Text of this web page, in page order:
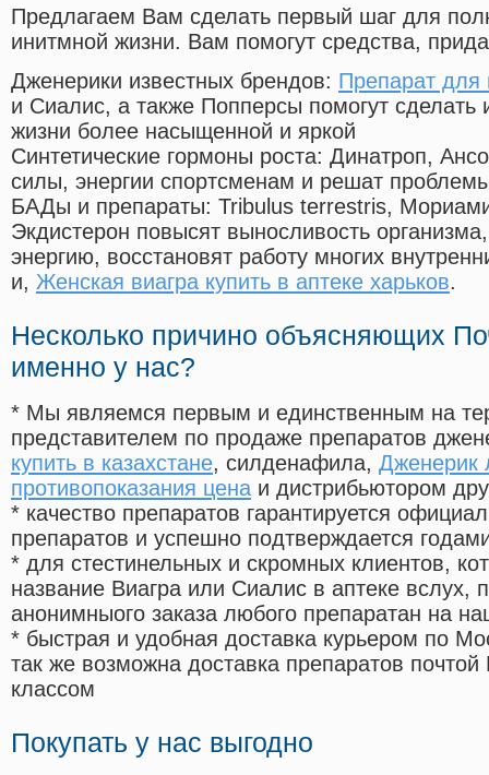
Предлагаем Вам сделать первый шаг для
инитмной жизни. Вам помогут средства,
Дженерики известных брендов: Препарат для
и Сиалис, а также Попперсы помогут
жизни более насыщенной и яркой
Синтетические гормоны роста: Динатроп,
силы, энергии спортсменам и решат
БАДы и препараты: Tribulus terrestris,
Экдистерон повысят выносливость
энергию, восстановят работу многих
и, Женская виагра купить в аптеке харьков.
Несколько причино объясняющих
именно у нас?
* Мы являемся первым и единственным на
представителем по продаже препаратов
купить в казахстане, силденафила, Дженерик
противопоказания цена и дистрибьютором
* качество препаратов гарантируется
препаратов и успешно подтверждается
* для стестинельных и скромных клиентов,
название Виагра или Сиалис в аптеке вслух,
анонимныого заказа любого препаратан на
* быстрая и удобная доставка курьером по
так же возможна доставка препаратов
классом
Покупать у нас выгодно